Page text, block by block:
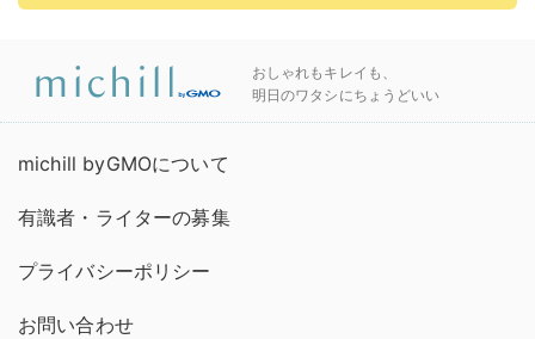
おしゃれもキレイも、
明日のワタシにちょうどいい
michill byGMOについて
有識者・ライターの募集
プライバシーポリシー
お問い合わせ